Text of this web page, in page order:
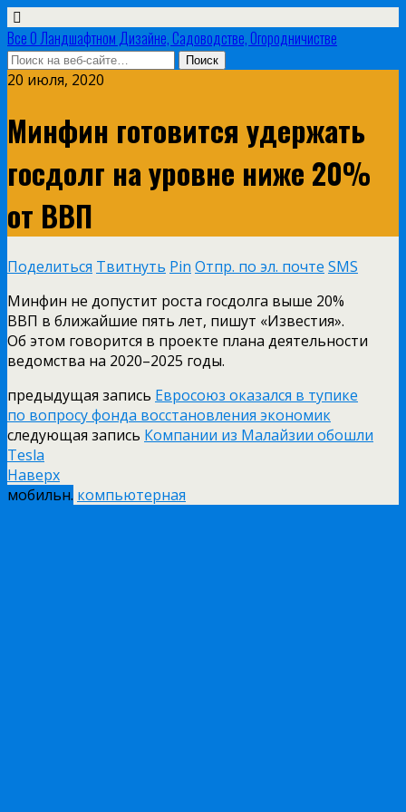
Все О Ландшафтном Дизайне, Садоводстве, Огородничистве
20 июля, 2020
Минфин готовится удержать
госдолг на уровне ниже 20%
от ВВП
Поделиться Твитнуть Pin Отпр. по эл. почте SMS
Минфин не допустит роста госдолга выше 20%
ВВП в ближайшие пять лет, пишут «Известия».
Об этом говорится в проекте плана деятельности
ведомства на 2020–2025 годы.
предыдущая запись Евросоюз оказался в тупике
по вопросу фонда восстановления экономик
следующая запись Компании из Малайзии обошли
Tesla
Наверх
мобильн. компьютерная